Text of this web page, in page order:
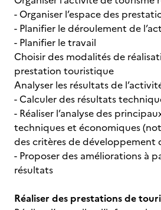
- Organiser l’espace des
- Planifier le déroulement de
- Planifier le travail
Choisir des modalités de
prestation touristique
Analyser les résultats de
- Calculer des résultats
- Réaliser l’analyse des
techniques et économiques
des critères de développement
- Proposer des améliorations à
résultats
Réaliser des prestations de